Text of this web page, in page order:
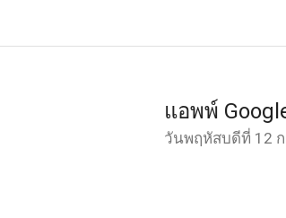
แอพพ์
วันพฤหัสบดีที่ 12